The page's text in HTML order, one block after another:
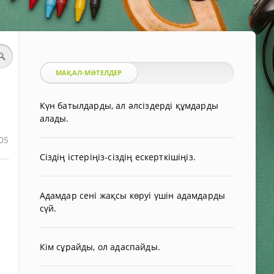
МАҚАЛ-МӘТЕЛДЕР
Күн батылдарды, ал әлсіздерді құмдарды
алады.
Сіздің істеріңіз-сіздің ескерткішіңіз.
Адамдар сені жақсы көруі үшін адамдарды
сүй.
Кім сұрайды, ол адаспайды.